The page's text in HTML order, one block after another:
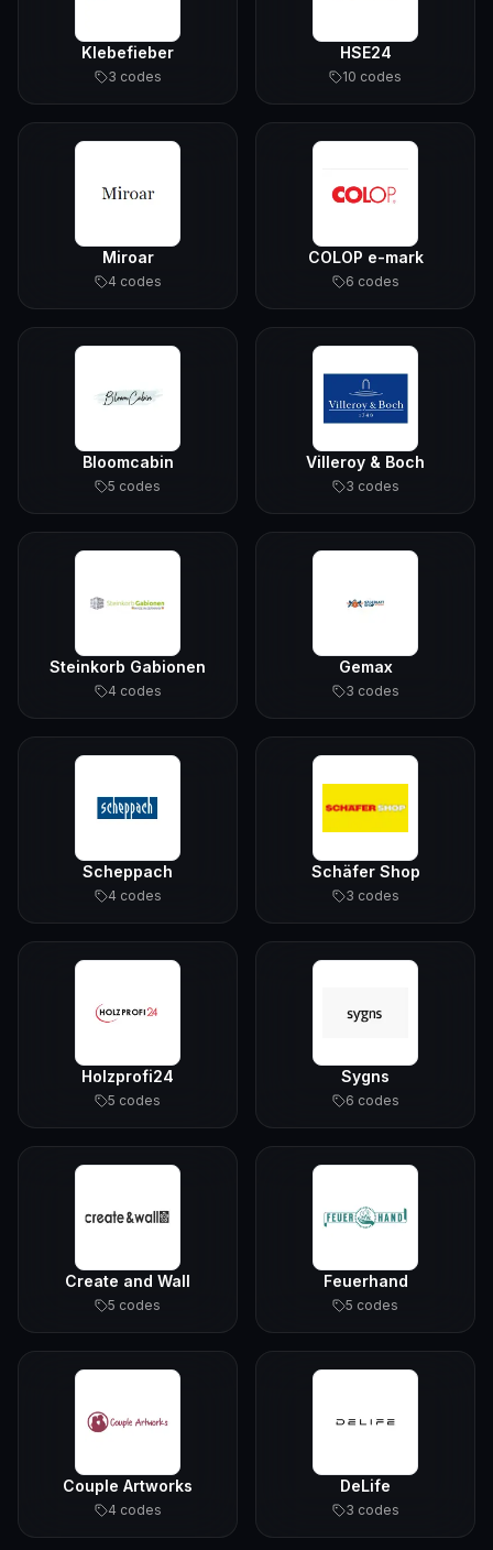
Klebefieber
3 codes
HSE24
10 codes
Miroar
4 codes
COLOP e-mark
6 codes
Bloomcabin
5 codes
Villeroy & Boch
3 codes
Steinkorb Gabionen
4 codes
Gemax
3 codes
Scheppach
4 codes
Schäfer Shop
3 codes
Holzprofi24
5 codes
Sygns
6 codes
Create and Wall
5 codes
Feuerhand
5 codes
Couple Artworks
4 codes
DeLife
3 codes